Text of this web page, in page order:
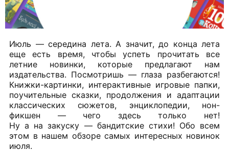
Июль — середина лета. А значит, до конца лета
еще есть время, чтобы успеть прочитать все
летние новинки, которые предлагают нам
издательства. Посмотришь — глаза разбегаются!
Книжки-картинки, интерактивные игровые папки,
поучительные сказки, продолжения и адаптации
классических сюжетов, энциклопедии, нон-
фикшен — чего здесь только нет!
Ну а на закуску — бандитские стихи! Обо всем
этом в нашем обзоре самых интересных новинок
июля.